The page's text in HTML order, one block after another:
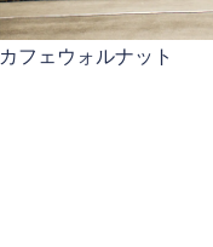
カフェウォルナット